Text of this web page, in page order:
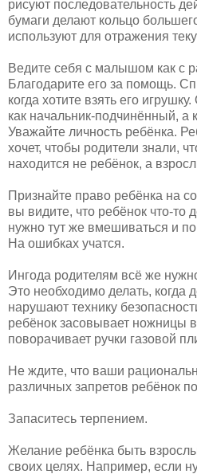
рисуют последовательность
бумаги делают кольцо
используют для отражения
Ведите себя с малышом как с
Благодарите его за помощь.
когда хотите взять его
как начальник-подчинённый, а
Уважайте личность ребёнка.
хочет, чтобы родители знали,
находится не ребёнок, а
Признайте право ребёнка на
вы видите, что ребёнок что-то
нужно тут же вмешиваться и
На ошибках учатся.
Ингода родителям всё же
Это необходимо делать, когда
нарушают технику
ребёнок засовывает ножницы в
поворачивает ручки газовой
Не ждите, что ваши
различных запретов ребёнок
Запаситесь терпением.
Желание ребёнка быть
своих целях. Например, если